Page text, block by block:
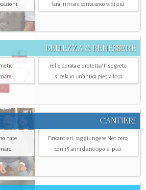
farà in mare conta ancora di più
BELLEZZA & BENESSERE
Pelle dorata e protetta? Il segreto
si cela in un’antica pietra Inca
CANTIERI
nate
Fincantieri, raggiungere Net zero
con 15 anni d'anticipo si può